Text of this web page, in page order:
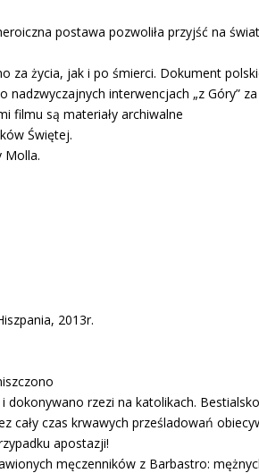
postawa pozwoliła przyjść na
za życia, jak i po śmierci. Dokument
interwencjach „z Góry”
filmu są materiały archiwalne
Świętej.
Molla.
2013r.
dokonywano rzezi na katolikach.
cały czas krwawych prześladowań
apostazji!
męczenników z Barbastro: